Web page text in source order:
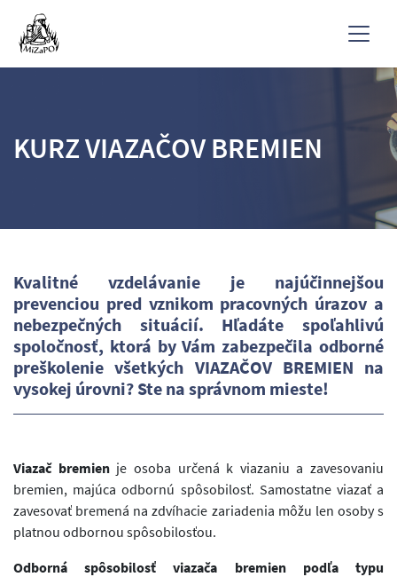
KURZ VIAZAČOV BREMIEN
Kvalitné vzdelávanie je najúčinnejšou
prevenciou pred vznikom pracovných úrazov a
nebezpečných situácií. Hľadáte spoľahlivú
spoločnosť, ktorá by Vám zabezpečila odborné
preškolenie všetkých VIAZAČOV BREMIEN na
vysokej úrovni? Ste na správnom mieste!
Viazač bremien je osoba určená k viazaniu a zavesovaniu
bremien, majúca odbornú spôsobilosť. Samostatne viazať a
zavesovať bremená na zdvíhacie zariadenia môžu len osoby s
platnou odbornou spôsobilosťou.
Odborná spôsobilosť viazača bremien podľa typu